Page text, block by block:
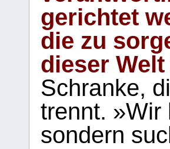
gerichtet
die zu
dieser
Schranke,
trennt. »Wir
sondern